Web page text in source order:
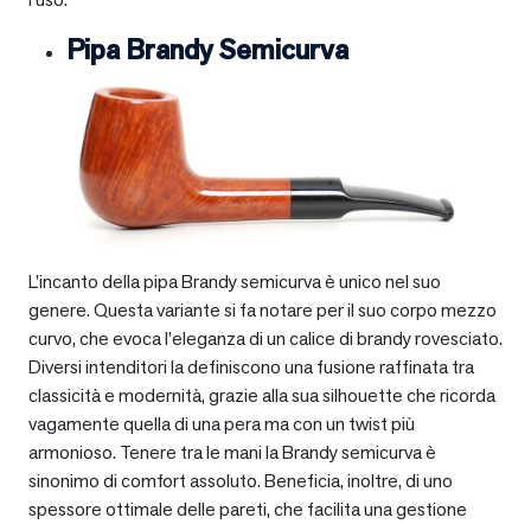
Pipa Brandy Semicurva
L’incanto della pipa Brandy semicurva è unico nel suo
genere. Questa variante si fa notare per il suo corpo mezzo
curvo, che evoca l’eleganza di un calice di brandy rovesciato.
Diversi intenditori la definiscono una fusione raffinata tra
classicità e modernità, grazie alla sua silhouette che ricorda
vagamente quella di una pera ma con un twist più
armonioso. Tenere tra le mani la Brandy semicurva è
sinonimo di comfort assoluto. Beneficia, inoltre, di uno
spessore ottimale delle pareti, che facilita una gestione